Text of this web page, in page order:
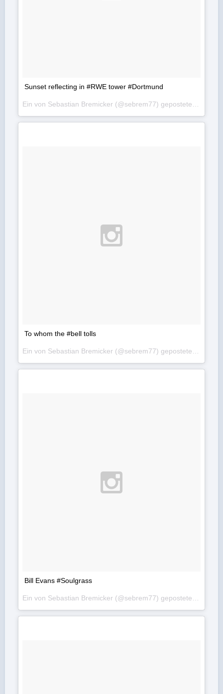
Sunset reflecting in #RWE tower #Dortmund
To whom the #bell tolls
Bill Evans #Soulgrass